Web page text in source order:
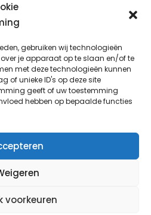
gebruiken wij technologieën
je apparaat op te slaan en/of te
met deze technologieën kunnen
of unieke ID's op deze site
geeft of uw toestemming
hebben op bepaalde functies
voorkeuren